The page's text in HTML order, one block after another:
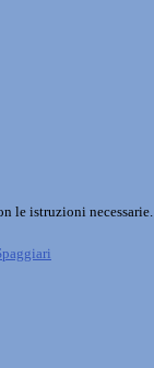
le istruzioni necessarie.